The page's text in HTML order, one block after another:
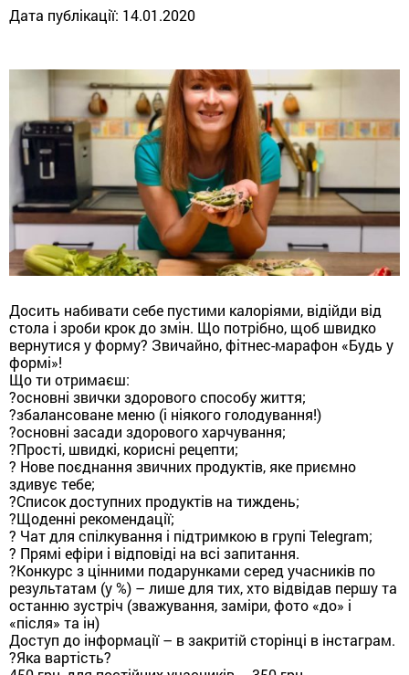
Дата публікації: 14.01.2020
Досить набивати себе пустими калоріями, відійди від
стола і зроби крок до змін. Що потрібно, щоб швидко
вернутися у форму? Звичайно, фітнес-марафон «Будь у
формі»!
Що ти отримаєш:
?основні звички здорового способу життя;
?збалансоване меню (і ніякого голодування!)
?основні засади здорового харчування;
?Прості, швидкі, корисні рецепти;
? Нове поєднання звичних продуктів, яке приємно
здивує тебе;
?Список доступних продуктів на тиждень;
?Щоденні рекомендації;
? Чат для спілкування і підтримкою в групі Telegram;
? Прямі ефіри і відповіді на всі запитання.
?Конкурс з цінними подарунками серед учасників по
результатам (у %) – лише для тих, хто відвідав першу та
останню зустріч (зважування, заміри, фото «до» і
«після» та ін)
Доступ до інформації – в закритій сторінці в інстаграм.
?Яка вартість?